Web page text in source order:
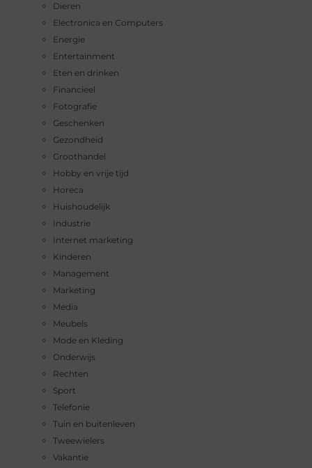
Dieren
Electronica en Computers
Energie
Entertainment
Eten en drinken
Financieel
Fotografie
Geschenken
Gezondheid
Groothandel
Hobby en vrije tijd
Horeca
Huishoudelijk
Industrie
Internet marketing
Kinderen
Management
Marketing
Media
Meubels
Mode en Kleding
Onderwijs
Rechten
Sport
Telefonie
Tuin en buitenleven
Tweewielers
Vakantie